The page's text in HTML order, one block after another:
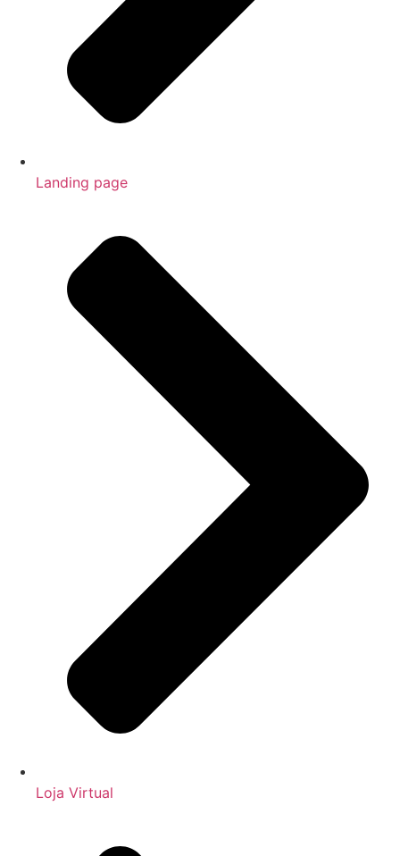
Landing page
Loja Virtual